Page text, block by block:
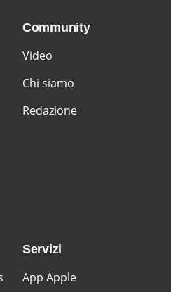
Community
Video
Chi siamo
Redazione
Servizi
App Apple